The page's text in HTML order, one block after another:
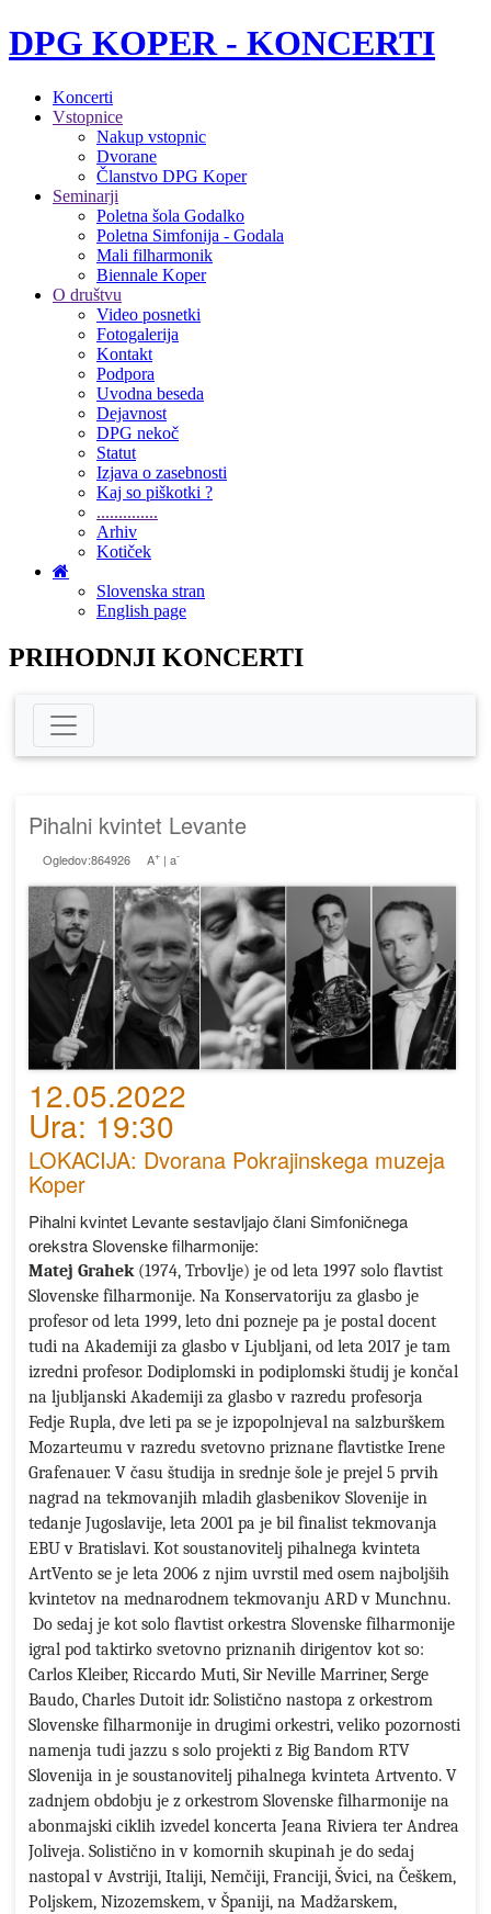
DPG KOPER - KONCERTI
Koncerti
Vstopnice
Nakup vstopnic
Dvorane
Članstvo DPG Koper
Seminarji
Poletna šola Godalko
Poletna Simfonija - Godala
Mali filharmonik
Biennale Koper
O društvu
Video posnetki
Fotogalerija
Kontakt
Podpora
Uvodna beseda
Dejavnost
DPG nekoč
Statut
Izjava o zasebnosti
Kaj so piškotki ?
..............
Arhiv
Kotiček
Slovenska stran
English page
PRIHODNJI KONCERTI
Pihalni kvintet Levante
Ogledov:864926 A+| a-
12.05.2022
Ura: 19:30
LOKACIJA: Dvorana Pokrajinskega muzeja
Koper
Pihalni kvintet Levante sestavljajo člani Simfoničnega
orekstra Slovenske filharmonije:
Matej Grahek(1974, Trbovlje) je od leta 1997 solo flavtist
Slovenske filharmonije. Na Konservatoriju za glasbo je
profesor od leta 1999, leto dni pozneje pa je postal docent
tudi na Akademiji za glasbo v Ljubljani, od leta 2017 je tam
izredni profesor. Dodiplomski in podiplomski študij je končal
na ljubljanski Akademiji za glasbo v razredu profesorja
Fedje Rupla, dve leti pa se je izpopolnjeval na salzburškem
Mozarteumu v razredu svetovno priznane flavtistke Irene
Grafenauer. V času študija in srednje šole je prejel 5 prvih
nagrad na tekmovanjih mladih glasbenikov Slovenije in
tedanje Jugoslavije, leta 2001 pa je bil finalist tekmovanja
EBU v Bratislavi. Kot soustanovitelj pihalnega kvinteta
ArtVento se je leta 2006 z njim uvrstil med osem najboljših
kvintetov na mednarodnem tekmovanju ARD v Munchnu.
Do sedaj je kot solo flavtist orkestra Slovenske filharmonije
igral pod taktirko svetovno priznanih dirigentov kot so:
Carlos Kleiber, Riccardo Muti, Sir Neville Marriner, Serge
Baudo, Charles Dutoit idr. Solistično nastopa z orkestrom
Slovenske filharmonije in drugimi orkestri, veliko pozornosti
namenja tudi jazzu s solo projekti z Big Bandom RTV
Slovenija in je soustanovitelj pihalnega kvinteta Artvento. V
zadnjem obdobju je z orkestrom Slovenske filharmonije na
abonmajski ciklih izvedel koncerta Jeana Riviera ter Andrea
Joliveja. Solistično in v komornih skupinah je do sedaj
nastopal v Avstriji, Italiji, Nemčiji, Franciji, Švici, na Češkem,
Poljskem, Nizozemskem, v Španiji, na Madžarskem,